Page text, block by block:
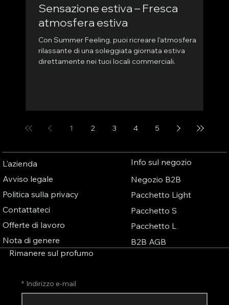
Sensazione estiva – Fresca
atmosfera estiva
Con Summer Feeling, puoi ricreare l'atmosfera
rilassante di una soleggiata giornata estiva
direttamente nei tuoi locali commerciali.
1 2 3 4 5
L'azienda
Avviso legale
Politica sulla privacy
Contattateci
Offerte di lavoro
Nota di genere
Info sul negozio
Negozio B2B
Pacchetto Light
Pacchetto S
Pacchetto L
B2B AGB
Rimanere sul profumo
* Indirizzo e-mail